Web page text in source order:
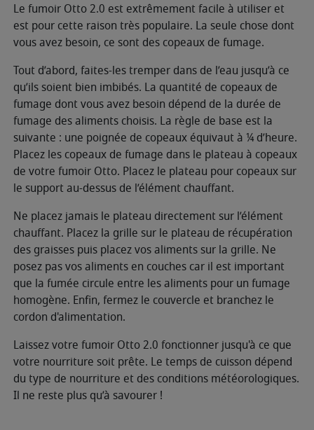
Le fumoir Otto 2.0 est extrêmement facile à utiliser et
est pour cette raison très populaire. La seule chose dont
vous avez besoin, ce sont des copeaux de fumage.
Tout d’abord, faites-les tremper dans de l’eau jusqu’à ce
qu’ils soient bien imbibés. La quantité de copeaux de
fumage dont vous avez besoin dépend de la durée de
fumage des aliments choisis. La règle de base est la
suivante : une poignée de copeaux équivaut à ¼ d’heure.
Placez les copeaux de fumage dans le plateau à copeaux
de votre fumoir Otto. Placez le plateau pour copeaux sur
le support au-dessus de l’élément chauffant.
Ne placez jamais le plateau directement sur l’élément
chauffant. Placez la grille sur le plateau de récupération
des graisses puis placez vos aliments sur la grille. Ne
posez pas vos aliments en couches car il est important
que la fumée circule entre les aliments pour un fumage
homogène. Enfin, fermez le couvercle et branchez le
cordon d'alimentation.
Laissez votre fumoir Otto 2.0 fonctionner jusqu'à ce que
votre nourriture soit prête. Le temps de cuisson dépend
du type de nourriture et des conditions météorologiques.
Il ne reste plus qu’à savourer !